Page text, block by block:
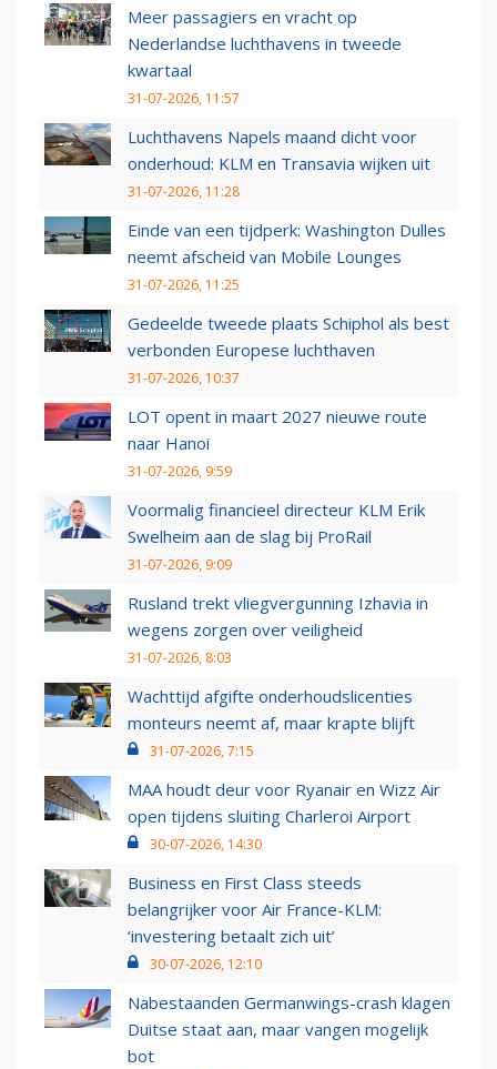
Meer passagiers en vracht op
Nederlandse luchthavens in tweede
kwartaal
31-07-2026, 11:57
Luchthavens Napels maand dicht voor
onderhoud: KLM en Transavia wijken uit
31-07-2026, 11:28
Einde van een tijdperk: Washington Dulles
neemt afscheid van Mobile Lounges
31-07-2026, 11:25
Gedeelde tweede plaats Schiphol als best
verbonden Europese luchthaven
31-07-2026, 10:37
LOT opent in maart 2027 nieuwe route
naar Hanoi
31-07-2026, 9:59
Voormalig financieel directeur KLM Erik
Swelheim aan de slag bij ProRail
31-07-2026, 9:09
Rusland trekt vliegvergunning Izhavia in
wegens zorgen over veiligheid
31-07-2026, 8:03
Wachttijd afgifte onderhoudslicenties
monteurs neemt af, maar krapte blijft
31-07-2026, 7:15
MAA houdt deur voor Ryanair en Wizz Air
open tijdens sluiting Charleroi Airport
30-07-2026, 14:30
Business en First Class steeds
belangrijker voor Air France-KLM:
‘investering betaalt zich uit’
30-07-2026, 12:10
Nabestaanden Germanwings-crash klagen
Duitse staat aan, maar vangen mogelijk
bot